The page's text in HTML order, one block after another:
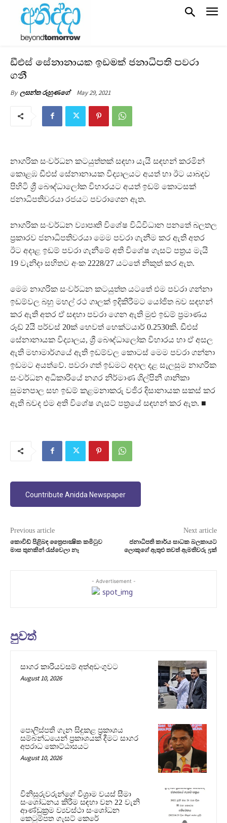
ඩීඑස් සේනානායක ඉඩමක් ජනාධිපති පවරා
ගනී
By ලසන්ත රුහුණගේ May 29, 2021
නාගරික සංවර්ධන කටයුත්තක් සඳහා යැයි සඳහන් කරමින්
කොළඹ ඩීඑස් සේනානායක විද්‍යාලයට අයත් හා ඊට යාබදව
පිහිටි ශ්‍රී බෞද්ධාලෝක විහාරයට අයත් ඉඩම් කොටසක්
ජනාධිපතිවරයා රජයට පවරාගෙන ඇත.
නාගරික සංවර්ධන ව්‍යාපෘති විශේෂ විධිවිධාන පනතේ බලතල
ප්‍රකාරව ජනාධිපතිවරයා මෙම පවරා ගැනීම කර ඇති අතර
ඊට අදාළ ඉඩම් පවරා ගැනීමේ අති විශේෂ ගැසට් පත්‍රය මැයි
19 වැනිදා සහිතව අංක 2228/27 යටතේ නිකුත් කර ඇත.
මෙම නාගරික සංවර්ධන කටයුත්ත යටතේ එම පවරා ගන්නා
ඉඩම්වල බහු මහල් රථ ගාලක් ඉදිකිරීමට යෝජිත බව සඳහන්
කර ඇති අතර ඒ සඳහා පවරා ගෙන ඇති මුළු ඉඩම් ප්‍රමාණය
රූඩ් 2යි පර්චස් 20ක් හෙවත් හෙක්ටයාර් 0.2530කි. ඩීඑස්
සේනානායක විද්‍යාලය, ශ්‍රී බෞද්ධාලෝක විහාරය හා ඒ අසල
ඇති මහාමාර්ගයේ ඇති ඉඩම්වල කොටස් මෙම පවරා ගන්නා
ඉඩමට අයත්වේ. පවරා ගත් ඉඩමට අදාල දළ සැලසුම නාගරික
සංවර්ධන අධිකාරියේ නගර නිර්මාණ ශිල්පිනී ශානිකා
සුමනපාල සහ ඉඩම් කළමනාකරු වජිර දිසානායක සකස් කර
ඇති බවද එම අති විශේෂ ගැසට් පත්‍රයේ සඳහන් කර ඇත. ■
Countribute Anidda Newspaper
Previous article
කොවිඩ් පිළිබඳ ත්‍රෛපාක්‍ෂික කමිටුව
මාස තුනකින් රැස්වෙලා නෑ
Next article
ජනාධිපති කාර්ය සාධක බලකායට
ලොකුගේ ඇතුළු තවත් ඇමතිවරු 5ක්
- Advertisement -
පුවත්
සාගර කාරියවසම් අත්අඩංගුවට
August 10, 2026
පොලිස්පති ගැන සිදුකළ ප්‍රකාශය
සම්බන්ධයෙන් ප්‍රකාශයක් දීමට සාගර
අපරාධ කොට්ඨාසයට
August 10, 2026
විනිසුරුවරුන්ගේ විශ්‍රාම වයස් සීමා
සංශෝධනය කිරීම සඳහා වන 22 වැනි
ආණ්ඩුක්‍රම ව්‍යවස්ථා සංශෝධන
කෙටුම්පත ගැසට් කෙරේ